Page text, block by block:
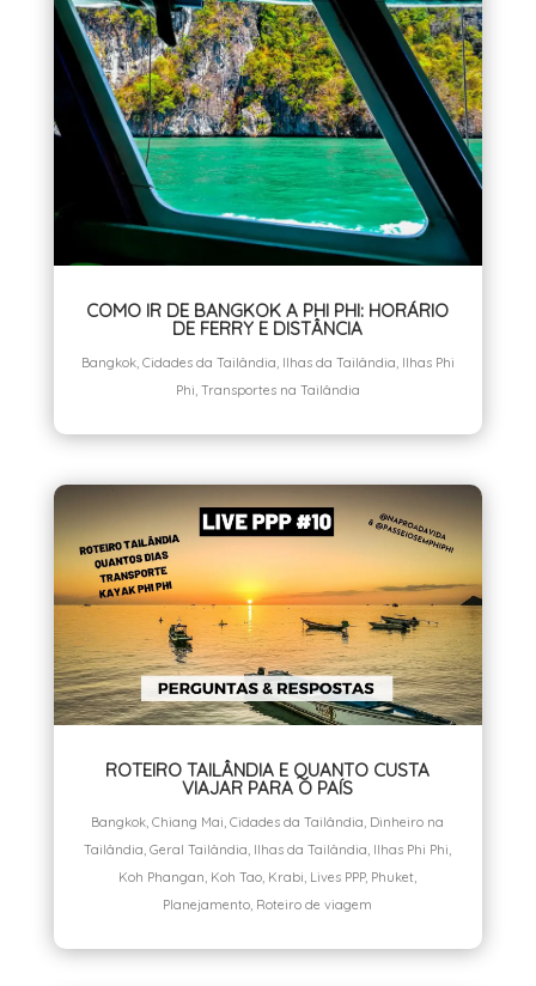
COMO IR DE BANGKOK A PHI PHI: HORÁRIO
DE FERRY E DISTÂNCIA
Bangkok, Cidades da Tailândia, Ilhas da Tailândia, Ilhas Phi
Phi, Transportes na Tailândia
ROTEIRO TAILÂNDIA E QUANTO CUSTA
VIAJAR PARA O PAÍS
Bangkok,Chiang Mai,Cidades da Tailândia, Dinheiro na
Tailândia,Geral Tailândia, Ilhas da Tailândia, Ilhas Phi Phi,
Koh Phangan, Koh Tao, Krabi, Lives PPP, Phuket,
Planejamento, Roteiro de viagem